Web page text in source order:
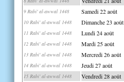
9 Rabi' al-awwal 1448 Samedi 22 août
10 Rabi' al-awwal 1448 Dimanche 23 août
11 Rabi' al-awwal 1448 Lundi 24 août
12 Rabi' al-awwal 1448 Mardi 25 août
13 Rabi' al-awwal 1448 Mercredi 26 août
14 Rabi' al-awwal 1448 Jeudi 27 août
15 Rabi' al-awwal 1448 Vendredi 28 août